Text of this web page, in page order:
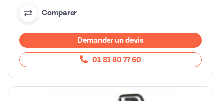
Comparer
Demander un devis
01 81 80 77 60